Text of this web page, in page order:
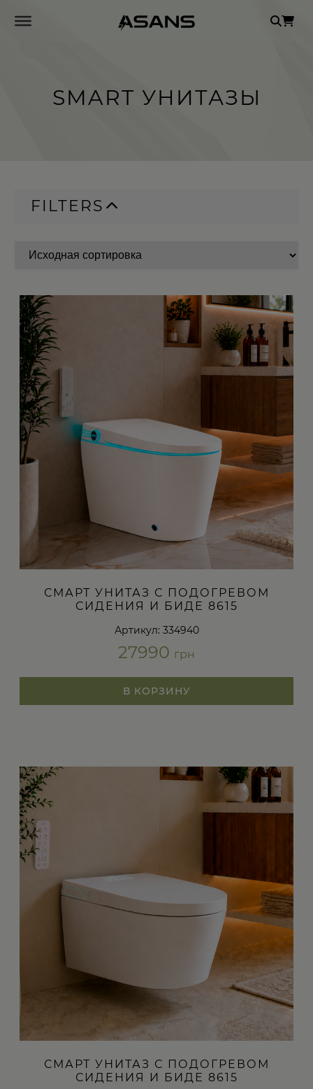
SMART УНИТАЗЫ
FILTERS
СМАРТ УНИТАЗ С ПОДОГРЕВОМ
СИДЕНИЯ И БИДЕ 8615
Артикул: 334940
27990 грн
В КОРЗИНУ
СМАРТ УНИТАЗ С ПОДОГРЕВОМ
СИДЕНИЯ И БИДЕ 8615